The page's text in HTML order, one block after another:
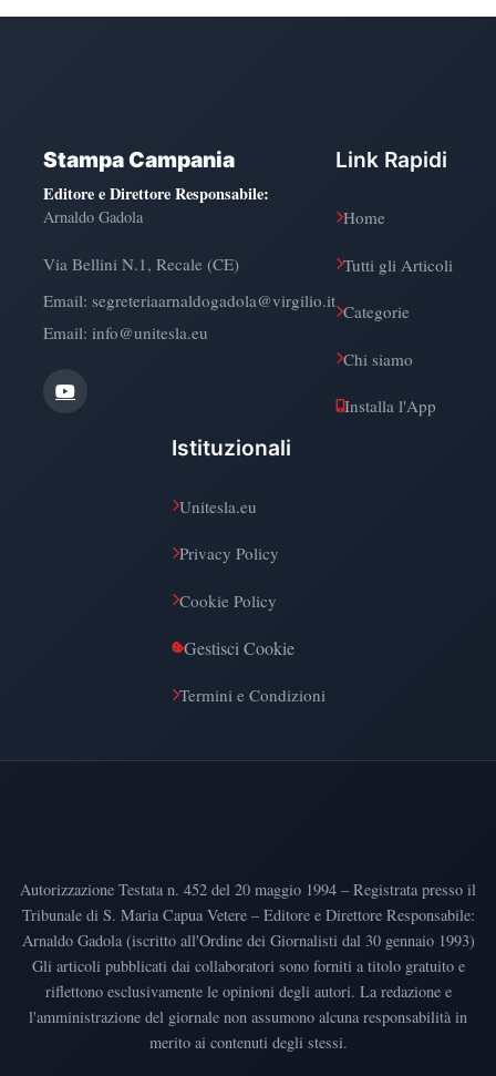
Stampa Campania
Editore e Direttore Responsabile:
Arnaldo Gadola
Via Bellini N.1, Recale (CE)
Email: segreteriaarnaldogadola@virgilio.it
Email: info@unitesla.eu
Link Rapidi
Home
Tutti gli Articoli
Categorie
Chi siamo
Installa l'App
Istituzionali
Unitesla.eu
Privacy Policy
Cookie Policy
Gestisci Cookie
Termini e Condizioni
Autorizzazione Testata n. 452 del 20 maggio 1994 – Registrata presso il
Tribunale di S. Maria Capua Vetere – Editore e Direttore Responsabile:
Arnaldo Gadola (iscritto all'Ordine dei Giornalisti dal 30 gennaio 1993)
Gli articoli pubblicati dai collaboratori sono forniti a titolo gratuito e
riflettono esclusivamente le opinioni degli autori. La redazione e
l'amministrazione del giornale non assumono alcuna responsabilità in
merito ai contenuti degli stessi.